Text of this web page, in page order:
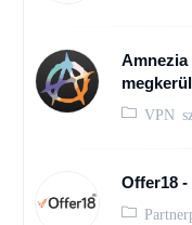
Amnezia
VPN
Offer18